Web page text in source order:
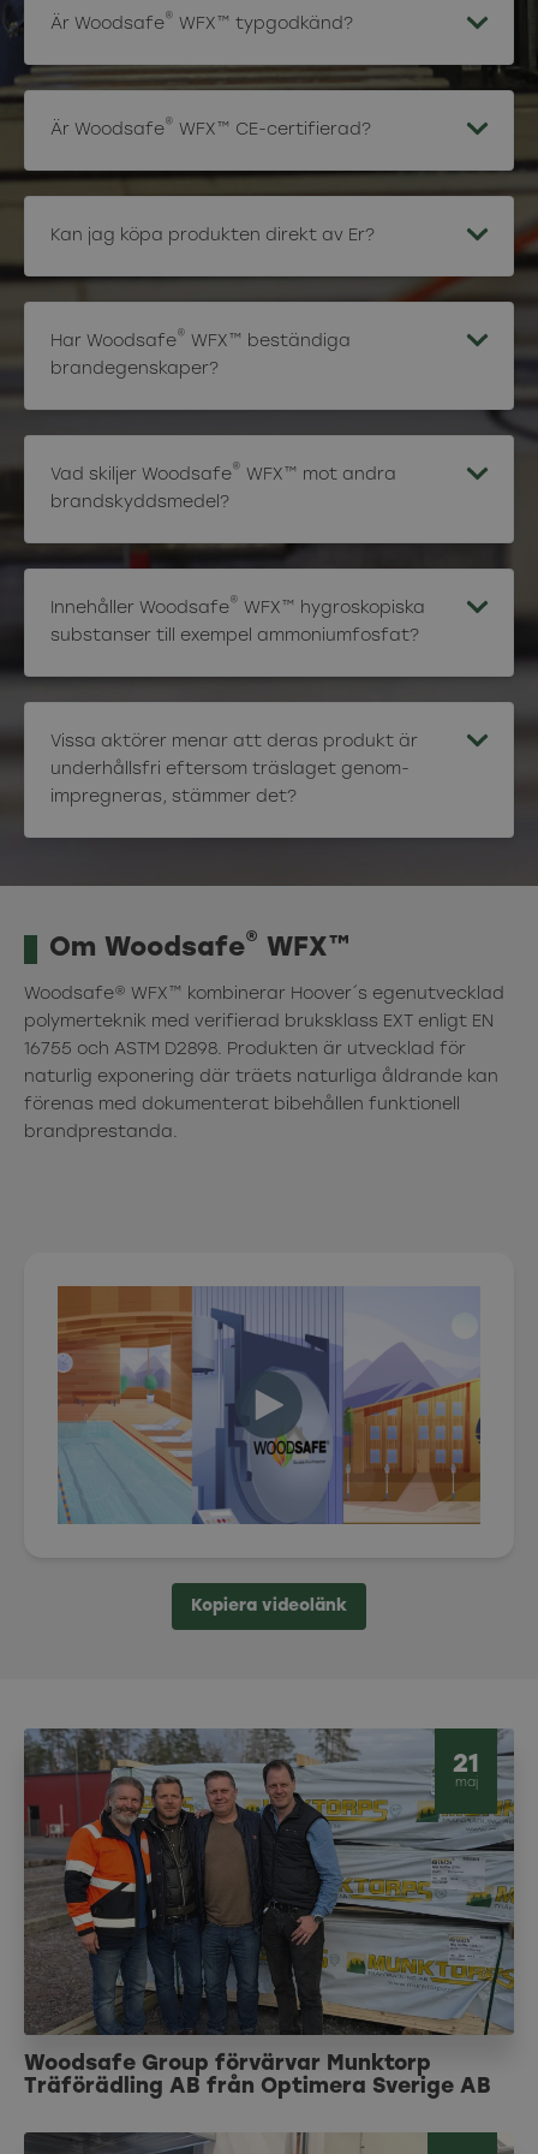
Är Woodsafe® WFX™ typgodkänd?
Är Woodsafe® WFX™ CE-certifierad?
Kan jag köpa produkten direkt av Er?
Har Woodsafe® WFX™ beständiga
brandegenskaper?
Vad skiljer Woodsafe® WFX™ mot andra
brandskyddsmedel?
Innehåller Woodsafe® WFX™ hygroskopiska
substanser till exempel ammoniumfosfat?
Vissa aktörer menar att deras produkt är
underhållsfri eftersom träslaget genom-
impregneras, stämmer det?
Om Woodsafe® WFX™
Woodsafe® WFX™ kombinerar Hoover´s egenutvecklad
polymerteknik med verifierad bruksklass EXT enligt EN
16755 och ASTM D2898. Produkten är utvecklad för
naturlig exponering där träets naturliga åldrande kan
förenas med dokumenterat bibehållen funktionell
brandprestanda.
Kopiera videolänk
21
maj
Woodsafe Group förvärvar Munktorp
Träförädling AB från Optimera Sverige AB